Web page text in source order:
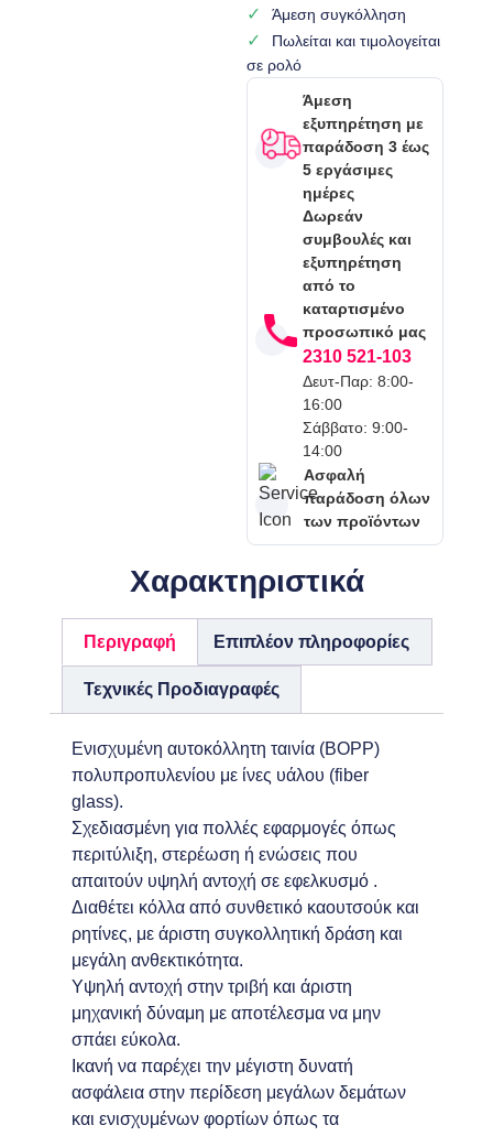
Άμεση συγκόλληση
Πωλείται και τιμολογείται
σε ρολό
Άμεση
εξυπηρέτηση με
παράδοση 3 έως
5 εργάσιμες
ημέρες
Δωρεάν
συμβουλές και
εξυπηρέτηση
από το
καταρτισμένο
προσωπικό μας
2310 521-103
Δευτ-Παρ: 8:00-
16:00
Σάββατο: 9:00-
14:00
Ασφαλή
παράδοση όλων
των προϊόντων
Χαρακτηριστικά
Περιγραφή Επιπλέον πληροφορίες
Τεχνικές Προδιαγραφές
Ενισχυμένη αυτοκόλλητη ταινία (BOPP)
πολυπροπυλενίου με ίνες υάλου (fiber
glass).
Σχεδιασμένη για πολλές εφαρμογές όπως
περιτύλιξη, στερέωση ή ενώσεις που
απαιτούν υψηλή αντοχή σε εφελκυσμό .
Διαθέτει κόλλα από συνθετικό καουτσούκ και
ρητίνες, με άριστη συγκολλητική δράση και
μεγάλη ανθεκτικότητα.
Υψηλή αντοχή στην τριβή και άριστη
μηχανική δύναμη με αποτέλεσμα να μην
σπάει εύκολα.
Ικανή να παρέχει την μέγιστη δυνατή
ασφάλεια στην περίδεση μεγάλων δεμάτων
και ενισχυμένων φορτίων όπως τα